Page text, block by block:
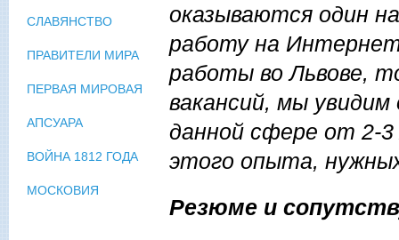
оказываются один
работу на
работы во Львове,
вакансий, мы
данной сфере от 2-
этого опыта,
Резюме и
СЛАВЯНСТВО
ПРАВИТЕЛИ МИРА
ПЕРВАЯ МИРОВАЯ
АПСУАРА
ВОЙНА 1812 ГОДА
МОСКОВИЯ